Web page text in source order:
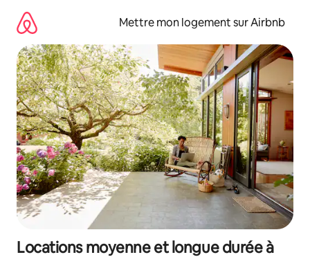
directement
contenu
Mettre mon logement sur Airbnb
Locations moyenne et longue durée à